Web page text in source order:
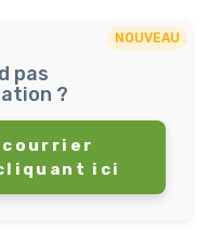
NOUVEAU
pas
?
courrier
ici